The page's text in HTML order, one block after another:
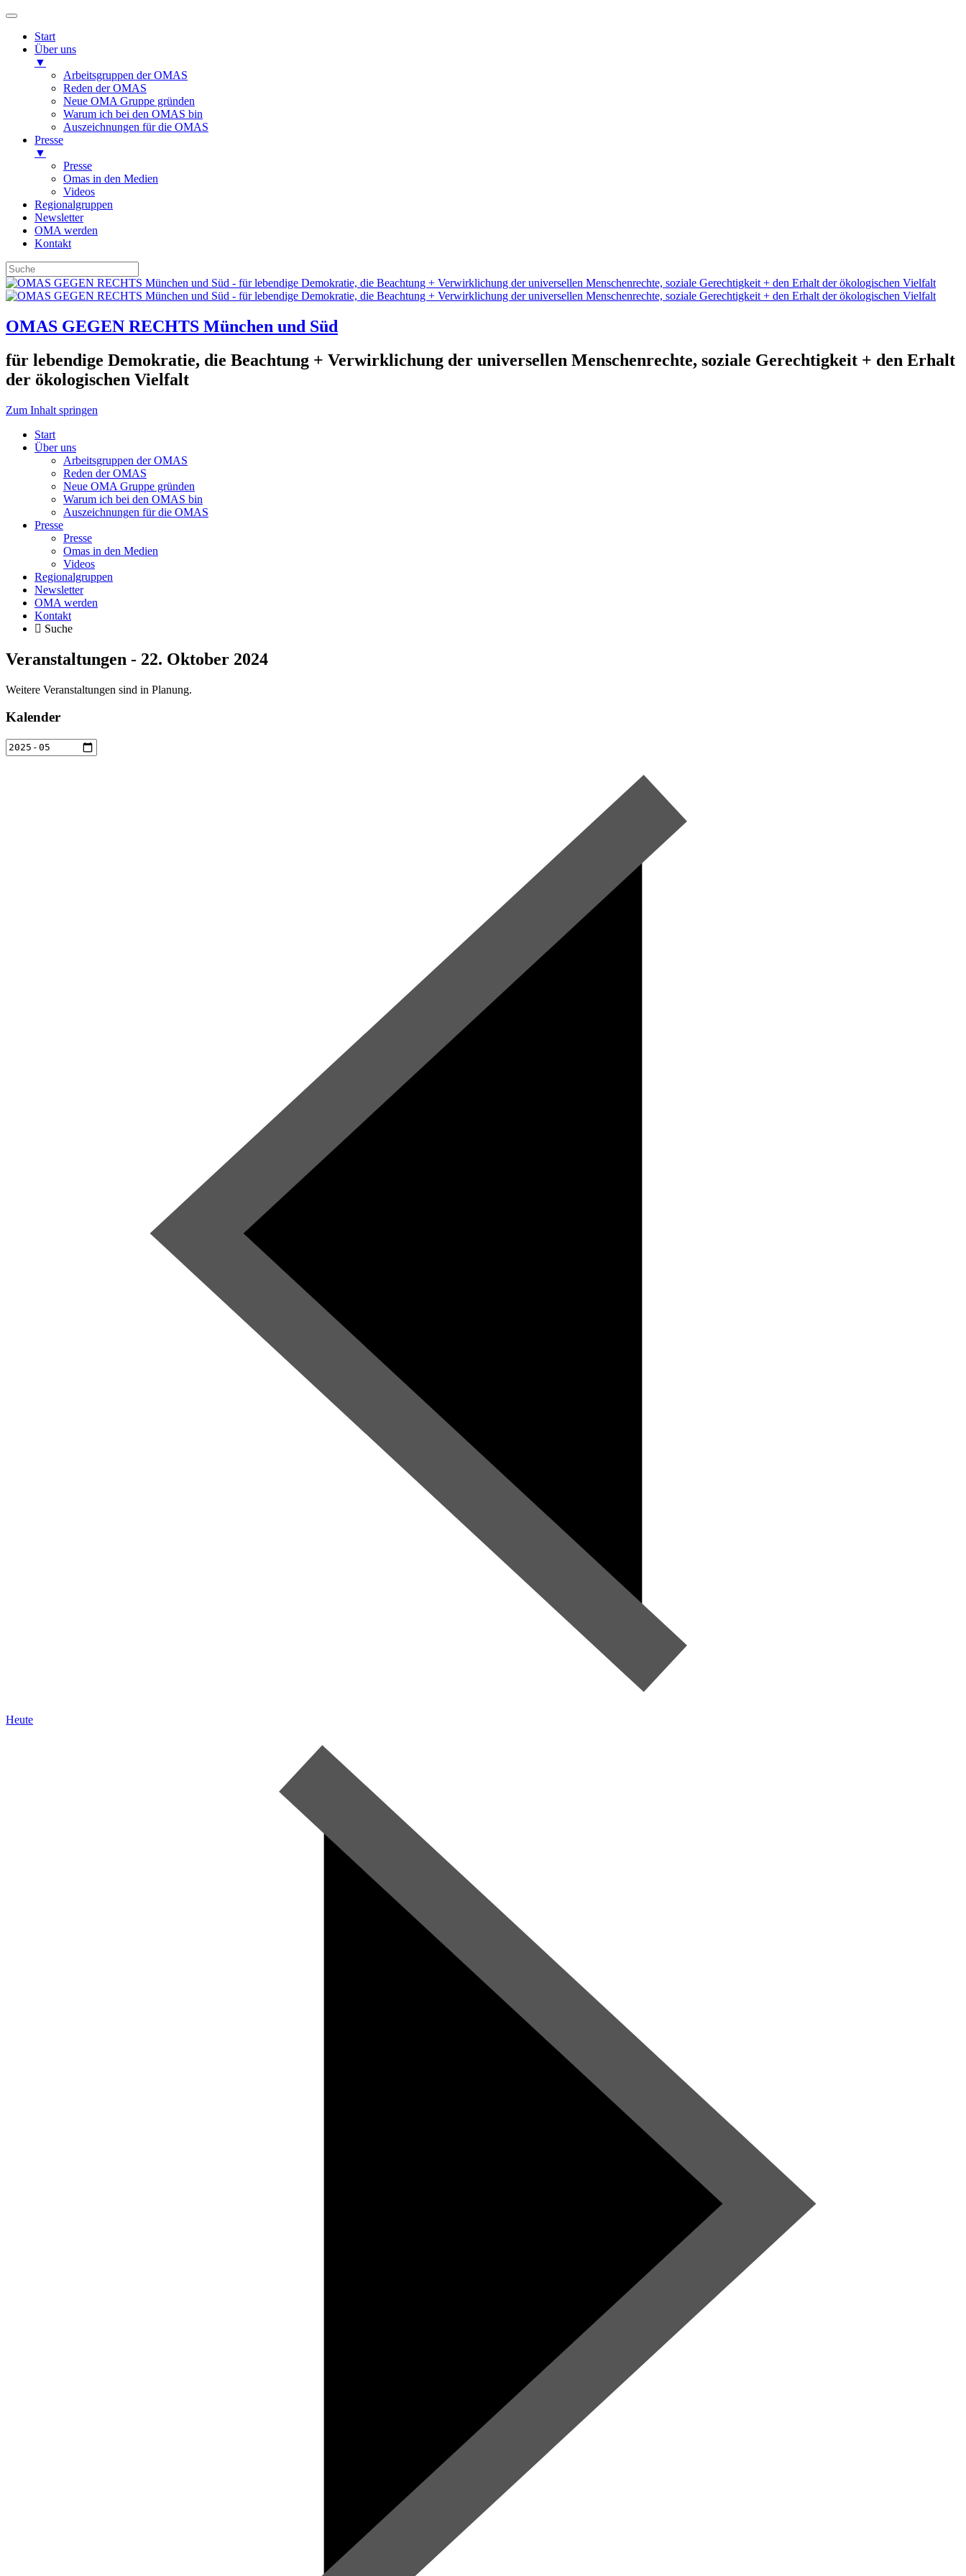
Start
Über uns
▼
Arbeitsgruppen der OMAS
Reden der OMAS
Neue OMA Gruppe gründen
Warum ich bei den OMAS bin
Auszeichnungen für die OMAS
Presse
▼
Presse
Omas in den Medien
Videos
Regionalgruppen
Newsletter
OMA werden
Kontakt
OMAS GEGEN RECHTS München und Süd
für lebendige Demokratie, die Beachtung + Verwirklichung der universellen Menschenrechte, soziale Gerechtigkeit + den Erhalt
der ökologischen Vielfalt
Zum Inhalt springen
Start
Über uns
Arbeitsgruppen der OMAS
Reden der OMAS
Neue OMA Gruppe gründen
Warum ich bei den OMAS bin
Auszeichnungen für die OMAS
Presse
Presse
Omas in den Medien
Videos
Regionalgruppen
Newsletter
OMA werden
Kontakt
Suche
Veranstaltungen - 22. Oktober 2024
Weitere Veranstaltungen sind in Planung.
Kalender
Heute